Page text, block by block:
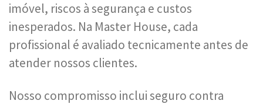
imóvel, riscos à segurança e custos
inesperados. Na Master House, cada
profissional é avaliado tecnicamente antes de
atender nossos clientes.
Nosso compromisso inclui seguro contra